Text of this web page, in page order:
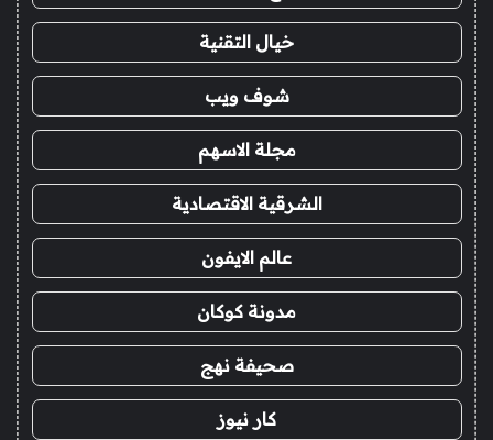
خيال التقنية
شوف ويب
مجلة الاسهم
الشرقية الاقتصادية
عالم الايفون
مدونة كوكان
صحيفة نهج
كار نيوز